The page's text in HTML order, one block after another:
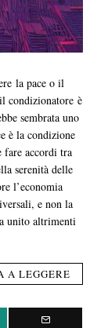
la pace o il
condizionatore è
sembrata uno
è la condizione
fare accordi tra
serenità delle
l’economia
e non la
unito altrimenti
A LEGGERE